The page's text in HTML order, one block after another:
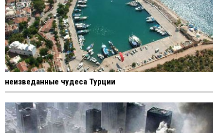
неизведанные чудеса Турции